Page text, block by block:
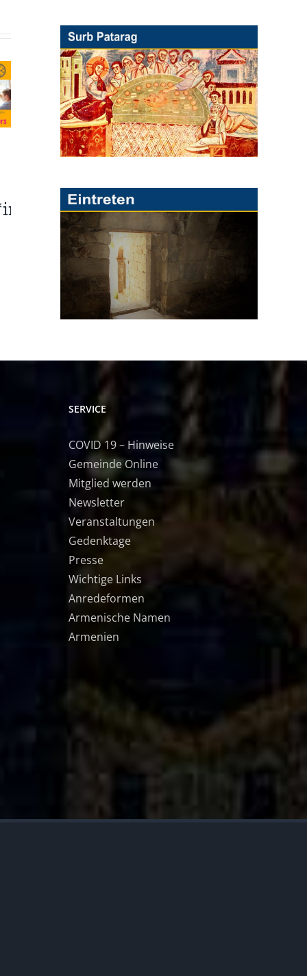
SERVICE
COVID 19 – Hinweise
Gemeinde Online
Mitglied werden
Newsletter
Veranstaltungen
Gedenktage
Presse
Wichtige Links
Anredeformen
Armenische Namen
Armenien